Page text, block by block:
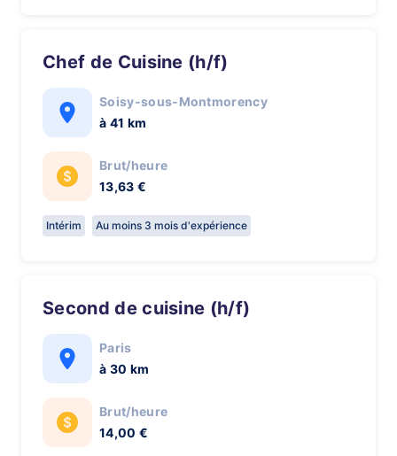
Chef de Cuisine (h/f)
Soisy-sous-Montmorency
à 41 km
Brut/heure
13,63 €
Intérim Au moins 3 mois d'expérience
Second de cuisine (h/f)
Paris
à 30 km
Brut/heure
14,00 €